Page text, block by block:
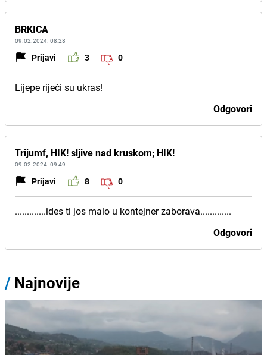
BRKICA
09.02.2024. 08:28
Prijavi 3 0
Lijepe riječi su ukras!
Odgovori
Trijumf, HIK! sljive nad kruskom; HIK!
09.02.2024. 09:49
Prijavi 8 0
.............ides ti jos malo u kontejner zaborava.............
Odgovori
/ Najnovije